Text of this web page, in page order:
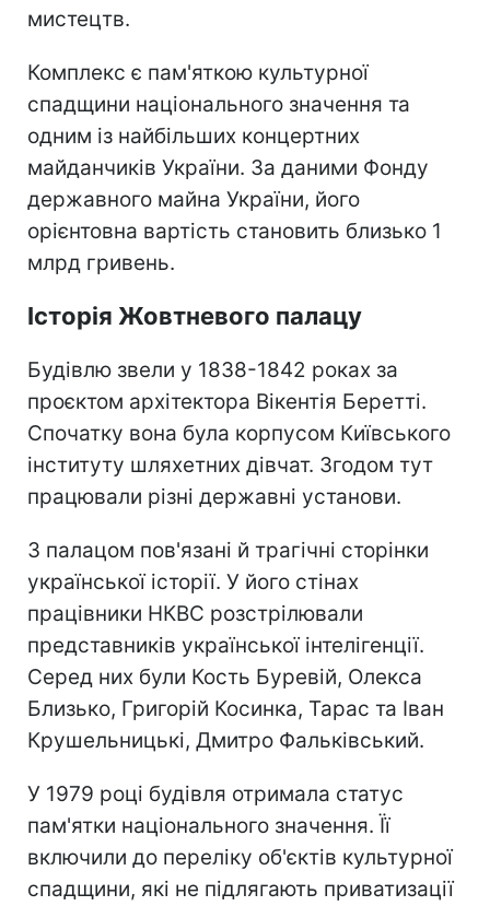
мистецтв.
Комплекс є пам'яткою культурної
спадщини національного значення та
одним із найбільших концертних
майданчиків України. За даними Фонду
державного майна України, його
орієнтовна вартість становить близько 1
млрд гривень.
Історія Жовтневого палацу
Будівлю звели у 1838-1842 роках за
проєктом архітектора Вікентія Беретті.
Спочатку вона була корпусом Київського
інституту шляхетних дівчат. Згодом тут
працювали різні державні установи.
З палацом пов'язані й трагічні сторінки
української історії. У його стінах
працівники НКВС розстрілювали
представників української інтелігенції.
Серед них були Кость Буревій, Олекса
Близько, Григорій Косинка, Тарас та Іван
Крушельницькі, Дмитро Фальківський.
У 1979 році будівля отримала статус
пам'ятки національного значення. Її
включили до переліку об'єктів культурної
спадщини, які не підлягають приватизації